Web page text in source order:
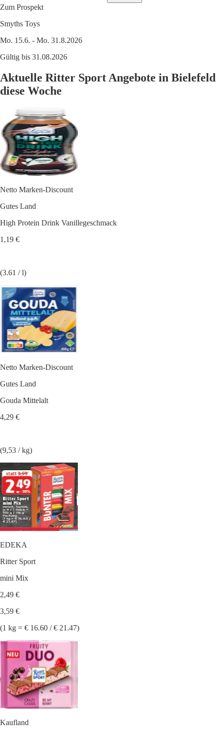
Zum Prospekt
Smyths Toys
Mo. 15.6. - Mo. 31.8.2026
Gültig bis 31.08.2026
Aktuelle Ritter Sport Angebote in Bielefeld
diese Woche
Netto Marken-Discount
Gutes Land
High Protein Drink Vanillegeschmack
1,19 €
(3.61 / l)
Netto Marken-Discount
Gutes Land
Gouda Mittelalt
4,29 €
(9,53 / kg)
EDEKA
Ritter Sport
mini Mix
2,49 €
3,59 €
(1 kg = € 16.60 / € 21.47)
Kaufland